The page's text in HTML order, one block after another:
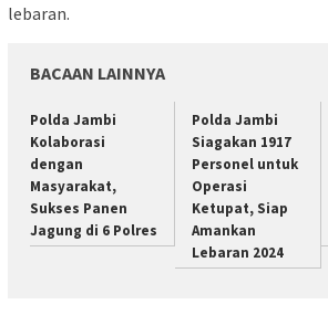
lebaran.
BACAAN LAINNYA
Polda Jambi
Kolaborasi
dengan
Masyarakat,
Sukses Panen
Jagung di 6 Polres
Polda Jambi
Siagakan 1917
Personel untuk
Operasi
Ketupat, Siap
Amankan
Lebaran 2024